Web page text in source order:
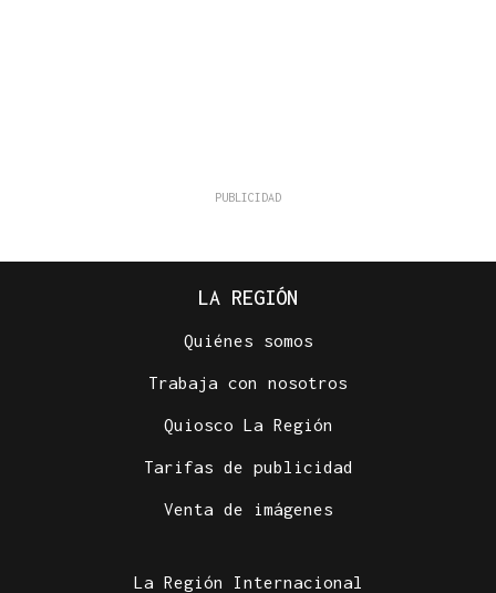
LA REGIÓN
Quiénes somos
Trabaja con nosotros
Quiosco La Región
Tarifas de publicidad
Venta de imágenes
La Región Internacional